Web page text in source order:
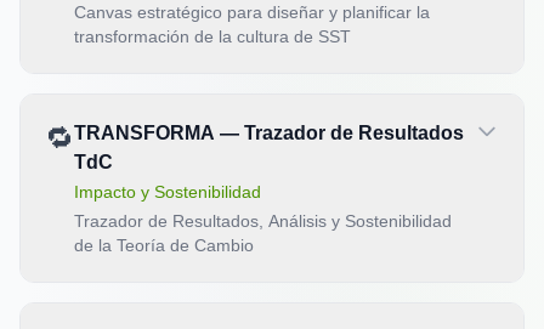
Canvas estratégico para diseñar y planificar la
transformación de la cultura de SST
🔁TRANSFORMA — Trazador de Resultados
TdC
Impacto y Sostenibilidad
Trazador de Resultados, Análisis y Sostenibilidad
de la Teoría de Cambio